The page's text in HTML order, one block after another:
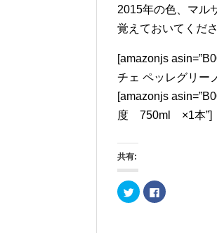
2015年の色、マル
覚えておいてくださ
[amazonjs
チェ ペッレグリー
[amazonjs
度 750ml ×1本”]
共有:
ク
リ
F
a